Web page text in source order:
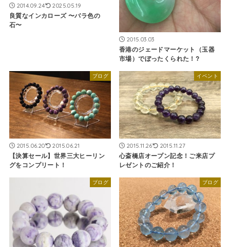
2014.09.24 2025.05.19
良質なインカローズ 〜バラ色の
石〜
2015.03.03
香港のジェードマーケット（玉器
市場）でぼったくられた！?
ブログ
2015.06.20 2015.06.21
【決算セール】世界三大ヒーリン
グをコンプリート！
イベント
2015.11.26 2015.11.27
心斎橋店オープン記念！ご来店プ
レゼントのご紹介！
ブログ ブログ